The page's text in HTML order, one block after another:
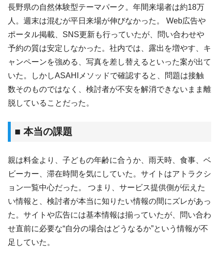
長野県の自然体験型テーマパーク。年間来場者は約18万
人。週末は混むが平日来場が伸びなかった。 Web広告や
ポータル掲載、SNS更新も行っていたが、問い合わせや
予約の質は安定しなかった。社内では、露出を増やす、キ
ャンペーンを強める、写真を差し替えるといった案が出て
いた。しかしASAHIメソッドで確認すると、問題は接触
数そのものではなく、検討者が不安を解消できないまま離
脱していることだった。
■ 本当の課題
親は料金より、子どもの年齢に合うか、雨天時、食事、ベ
ビーカー、滞在時間を気にしていた。サイトはアトラクシ
ョン一覧中心だった。 つまり、サービス提供側が伝えた
い情報と、検討者が本当に知りたい情報の間にズレがあっ
た。サイトや広告には基本情報は揃っていたが、問い合わ
せ直前に必要な“自分の場合はどうなるか”という情報が不
足していた。